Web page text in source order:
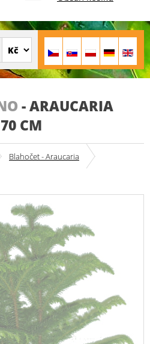
-ARAUCARIA
CM
Blahočet - Araucaria